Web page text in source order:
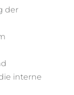
der
interne